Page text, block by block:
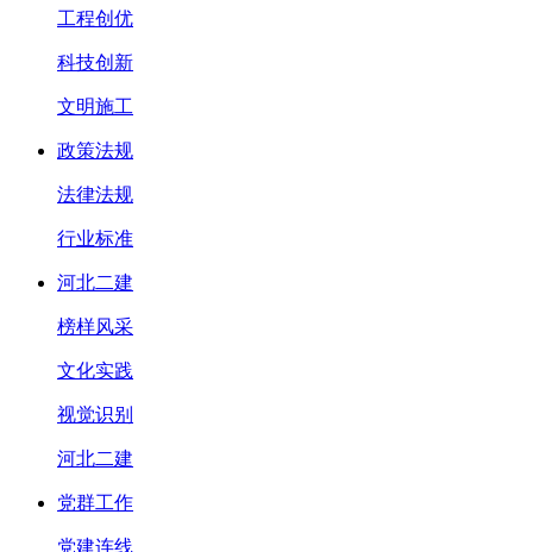
工程创优
科技创新
文明施工
政策法规
法律法规
行业标准
河北二建
榜样风采
文化实践
视觉识别
河北二建
党群工作
党建连线